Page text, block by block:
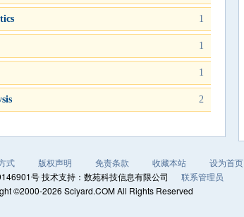
1
1
1
2
式 版权声明 免责条款 收藏本站
设为首页
号 技术支持：数苑科技信息有限公司
联系管理员
©2000-2026 Sciyard.COM All Rights Reserved